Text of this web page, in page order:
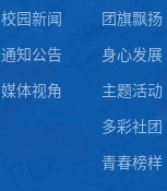
校园新闻
通知公告
媒体视角
团旗飘扬
身心发展
主题活动
多彩社团
青春榜样